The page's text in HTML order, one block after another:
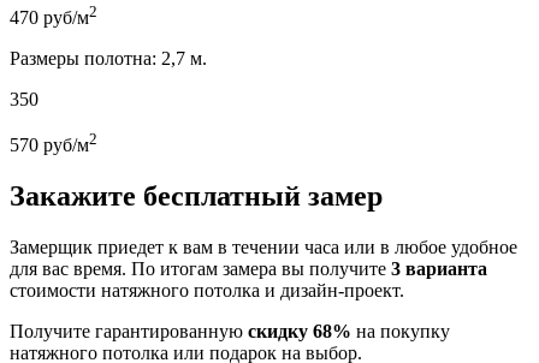
470 руб/м2
Размеры полотна: 2,7 м.
350
570 руб/м2
Закажите бесплатный замер
Замерщик приедет к вам в течении часа или в любое удобное
для вас время. По итогам замера вы получите 3 варианта
стоимости натяжного потолка и дизайн-проект.
Получите гарантированную скидку 68% на покупку
натяжного потолка или подарок на выбор.